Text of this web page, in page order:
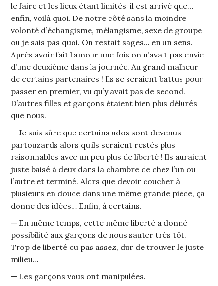
le faire et les lieux étant limités, il est arrivé que…
enfin, voilà quoi. De notre côté sans la moindre
volonté d’échangisme, mélangisme, sexe de groupe
ou je sais pas quoi. On restait sages… en un sens.
Après avoir fait l’amour une fois on n’avait pas envie
d’une deuxième dans la journée. Au grand malheur
de certains partenaires ! Ils se seraient battus pour
passer en premier, vu qu’y avait pas de second.
D’autres filles et garçons étaient bien plus délurés
que nous.
— Je suis sûre que certains ados sont devenus
partouzards alors qu’ils seraient restés plus
raisonnables avec un peu plus de liberté ! Ils auraient
juste baisé à deux dans la chambre de chez l’un ou
l’autre et terminé. Alors que devoir coucher à
plusieurs en douce dans une même grande pièce, ça
donne des idées… Enfin, à certains.
— En même temps, cette même liberté a donné
possibilité aux garçons de nous sauter très tôt.
Trop de liberté ou pas assez, dur de trouver le juste
milieu…
— Les garçons vous ont manipulées.